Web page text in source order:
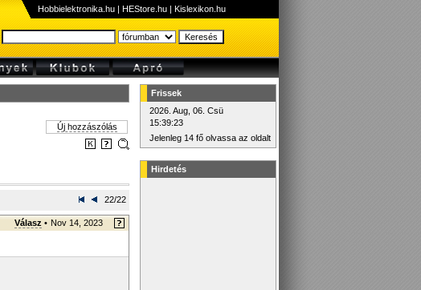
Hobbielektronika.hu | HEStore.hu | Kislexikon.hu
Új hozzászólás
22/22
Válasz • Nov 14, 2023
Frissek
2026. Aug, 06. Csü
15:39:23
Jelenleg 14 fő olvassa az oldalt
Hirdetés